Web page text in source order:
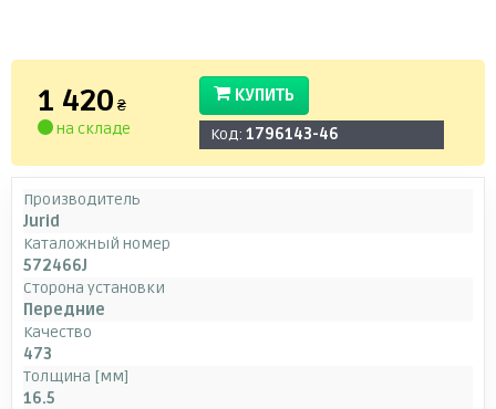
1 420 ₴
на складе
КУПИТЬ
Код: 1796143-46
Производитель
Jurid
Каталожный номер
572466J
Сторона установки
Передние
Качество
473
Толщина [мм]
16.5